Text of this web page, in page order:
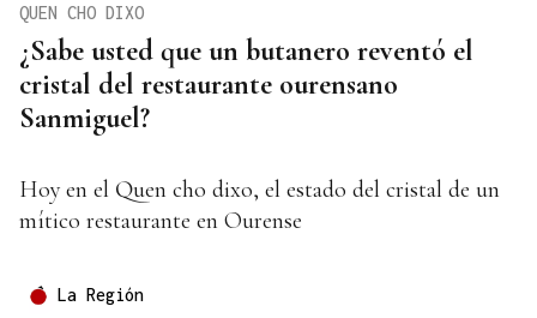
¿Sabe usted que un butanero reventó el
cristal del restaurante ourensano
Sanmiguel?
QUEN CHO DIXO
Hoy en el Quen cho dixo, el estado del cristal de un
mítico restaurante en Ourense
La Región